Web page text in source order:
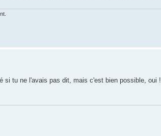
si tu ne l'avais pas dit, mais c'est bien possible, oui !